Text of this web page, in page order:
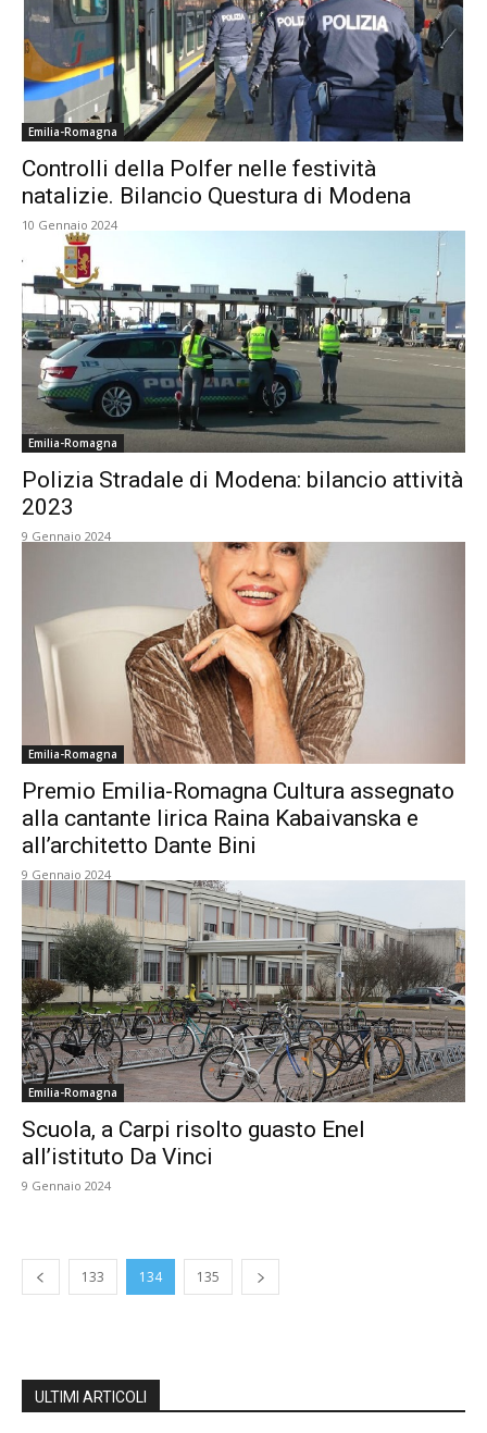
Emilia-Romagna
Controlli della Polfer nelle festività
natalizie. Bilancio Questura di Modena
10 Gennaio 2024
Emilia-Romagna
Polizia Stradale di Modena: bilancio attività
2023
9 Gennaio 2024
Emilia-Romagna
Premio Emilia-Romagna Cultura assegnato
alla cantante lirica Raina Kabaivanska e
all’architetto Dante Bini
9 Gennaio 2024
Emilia-Romagna
Scuola, a Carpi risolto guasto Enel
all’istituto Da Vinci
9 Gennaio 2024
133 134 135
ULTIMI ARTICOLI